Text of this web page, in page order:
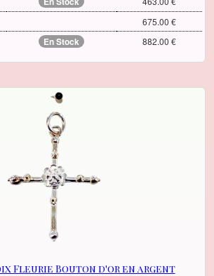
675.00 €
En Stock 882.00 €
Fleurie Bouton d'or en argent